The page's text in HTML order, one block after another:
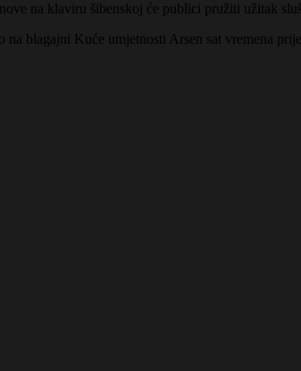
na klaviru šibenskoj će publici pružiti užitak
blagajni Kuće umjetnosti Arsen sat vremena